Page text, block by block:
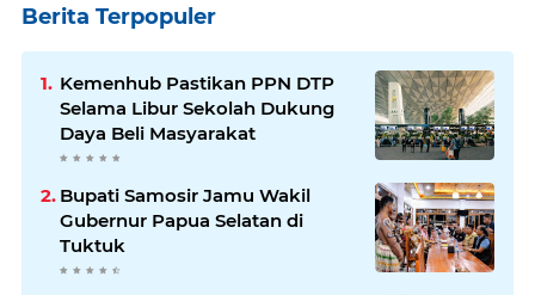
Berita Terpopuler
Kemenhub Pastikan PPN DTP
Selama Libur Sekolah Dukung
Daya Beli Masyarakat
Bupati Samosir Jamu Wakil
Gubernur Papua Selatan di
Tuktuk